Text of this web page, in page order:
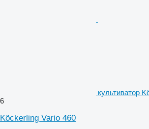
культиватор
6
Köckerling Vario 460